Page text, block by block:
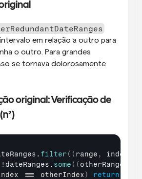
em relação a outro para
o outro. Para grandes
se tornava dolorosamente
original: Verificação de
. filter ( ( range , index
! dateRanges . some ( ( otherRange
=== otherIndex) return